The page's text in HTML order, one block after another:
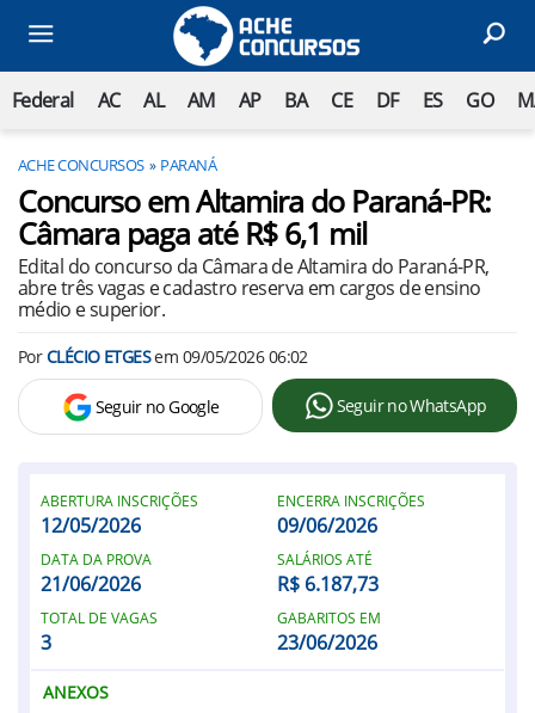
Federal AC AL AM AP BA CE DF ES GO
ACHE CONCURSOS PARANÁ
Concurso em Altamira do Paraná-PR:
Câmara paga até R$ 6,1 mil
Edital do concurso da Câmara de Altamira do Paraná-PR,
abre três vagas e cadastro reserva em cargos de ensino
médio e superior.
PorCLÉCIO ETGESem 09/05/2026 06:02
Seguir no Google Seguir no WhatsApp
ABERTURA INSCRIÇÕES
12/05/2026
ENCERRA INSCRIÇÕES
09/06/2026
DATA DA PROVA
21/06/2026
SALÁRIOS ATÉ
R$ 6.187,73
TOTAL DE VAGAS
3
GABARITOS EM
23/06/2026
ANEXOS